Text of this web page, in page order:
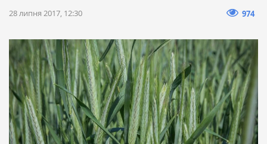
28 липня 2017, 12:30 974